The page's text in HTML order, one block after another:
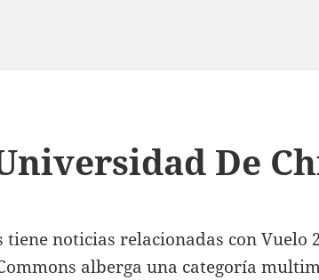
De
noticias relacionadas con Vuelo
alberga una categoría